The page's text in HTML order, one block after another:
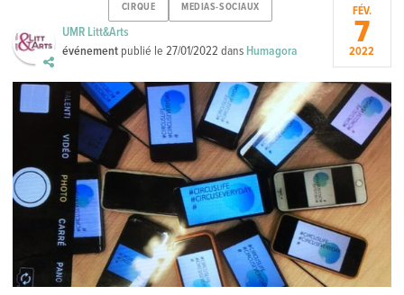
CIRQUE MEDIAS-SOCIAUX
UMR Litt&Arts
événement publié le27/01/2022 dans Humagora
FÉV.
7
2022